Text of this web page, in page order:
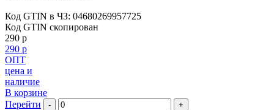
Код GTIN в ЧЗ: 04680269957725
Код GTIN скопирован
290 р
290 р
ОПТ
цена и
наличие
В корзине
Перейти
- +